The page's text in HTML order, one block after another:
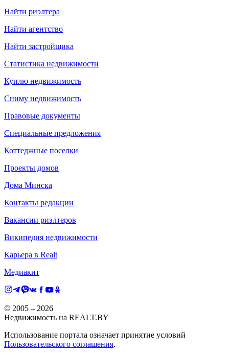
Найти риэлтера
Найти агентство
Найти застройщика
Статистика недвижимости
Куплю недвижимость
Сниму недвижимость
Правовые документы
Специальные предложения
Коттеджные поселки
Проекты домов
Дома Минска
Контакты редакции
Вакансии риэлтеров
Википедия недвижимости
Карьера в Realt
Медиакит
© 2005 – 2026
Недвижимость на REALT.BY
Использование портала означает принятие условий
Пользовательского соглашения.